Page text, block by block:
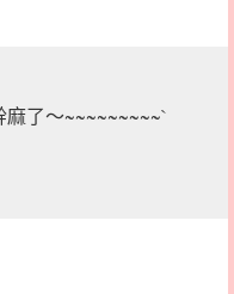
了～~~~~~~~~~`